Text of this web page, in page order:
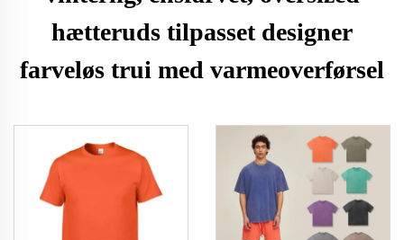
hætteruds tilpasset designer
farveløs trui med varmeoverførsel